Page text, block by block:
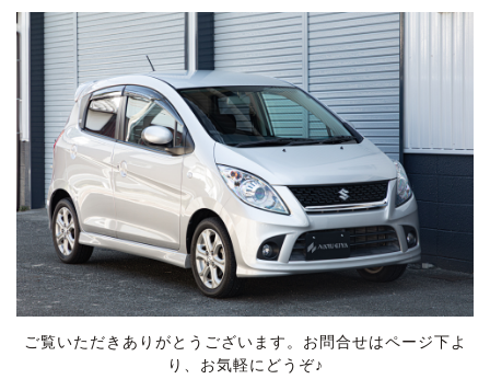
ご覧いただきありがとうございます。お問合せはページ下よ
り、お気軽にどうぞ♪